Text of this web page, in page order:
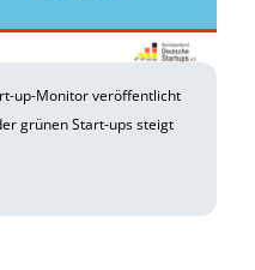
up-Monitor veröffentlicht
grünen Start-ups steigt